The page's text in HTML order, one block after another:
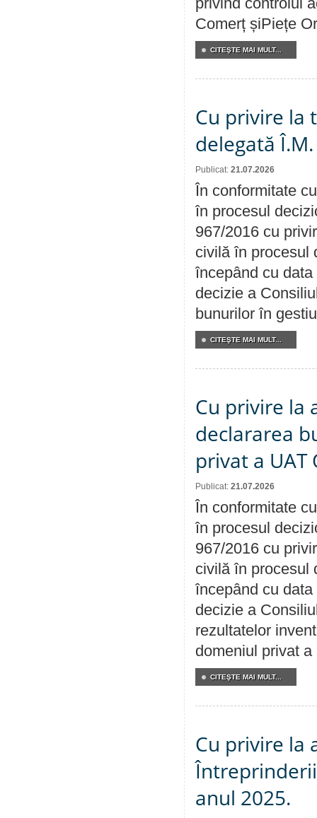
Comerț șiPiețe
CITEŞTE MAI MULT...
Cu privire la
delegată
Publicat: 21.07.2026
În conformitate
în procesul
967/2016 cu
civilă în procesul
începând cu
decizie a
bunurilor în
CITEŞTE MAI MULT...
Cu privire la
declararea
privat a UAT
Publicat: 21.07.2026
În conformitate
în procesul
967/2016 cu
civilă în procesul
începând cu
decizie a
rezultatelor
domeniul privat a
CITEŞTE MAI MULT...
Cu privire la
anul 2025.